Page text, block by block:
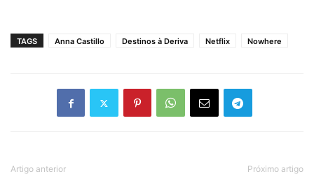
TAGS Anna Castillo Destinos à Deriva Netflix Nowhere
Artigo anterior Próximo artigo